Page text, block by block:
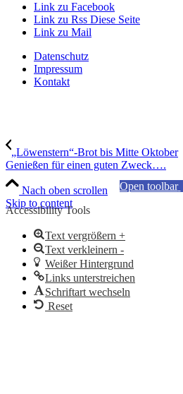
Link zu Facebook
Link zu Rss Diese Seite
Link zu Mail
Datenschutz
Impressum
Kontakt
„Löwenstern“-Brot bis Mitte Oktober
Genießen für einen guten Zweck….
Nach oben scrollen
Skip to content
Open toolbar
Accessibility Tools
Text vergrößern +
Text verkleinern -
Weißer Hintergrund
Links unterstreichen
Schriftart wechseln
Reset